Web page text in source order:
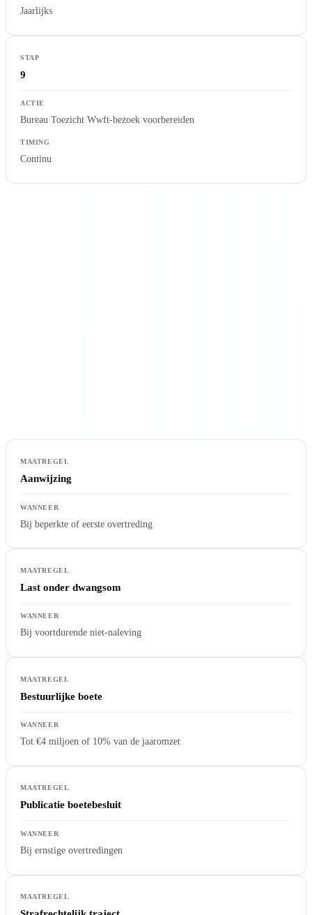
Jaarlijks
9
Bureau Toezicht Wwft-bezoek voorbereiden
Continu
Aanwijzing
Bij beperkte of eerste overtreding
Last onder dwangsom
Bij voortdurende niet-naleving
Bestuurlijke boete
Tot €4 miljoen of 10% van de jaaromzet
Publicatie boetebesluit
Bij ernstige overtredingen